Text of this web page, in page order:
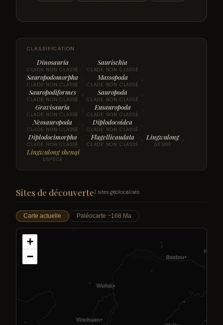
CLASSIFICATION
Dinosauria
CLADE NON CLASSÉ › Saurischia
CLADE NON CLASSÉ ›
Sauropodomorpha
CLADE NON CLASSÉ › Massopoda
CLADE NON CLASSÉ ›
Sauropodiformes
CLADE NON CLASSÉ › Sauropoda
CLADE NON CLASSÉ ›
Gravisauria
CLADE NON CLASSÉ › Eusauropoda
CLADE NON CLASSÉ ›
Neosauropoda
CLADE NON CLASSÉ › Diplodocoidea
CLADE NON CLASSÉ ›
Diplodocimorpha
CLADE NON CLASSÉ › Flagellicaudata
CLADE NON CLASSÉ › Lingwulong
GENRE ›
Lingwulong shenqi
ESPÈCE
Sites de découverte1 sites géolocalisés
Carte actuelle Paléocarte ~168 Ma
+
−